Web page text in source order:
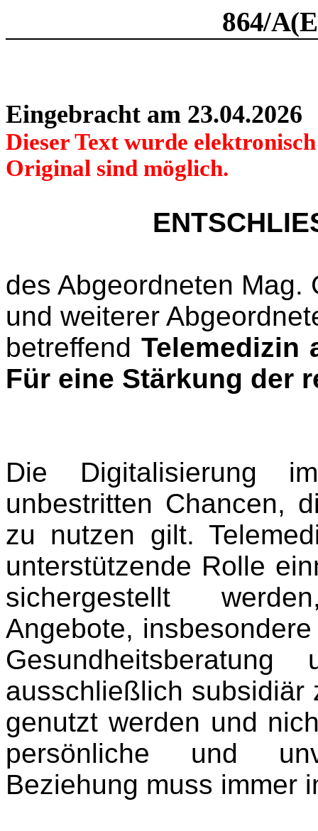
864/
Eingebracht am 23.04.2026
Dieser Text wurde
Original sind möglich.
des Abgeordneten Mag.
und weiterer
betreffend Telemedizin
Für eine Stärkung der
Die Digitalisierung
unbestritten Chancen,
zu nutzen gilt.
unterstützende Rolle
sichergestellt
Angebote,
ausschließlich subsidiär
genutzt werden und
persönliche und
Beziehung muss immer